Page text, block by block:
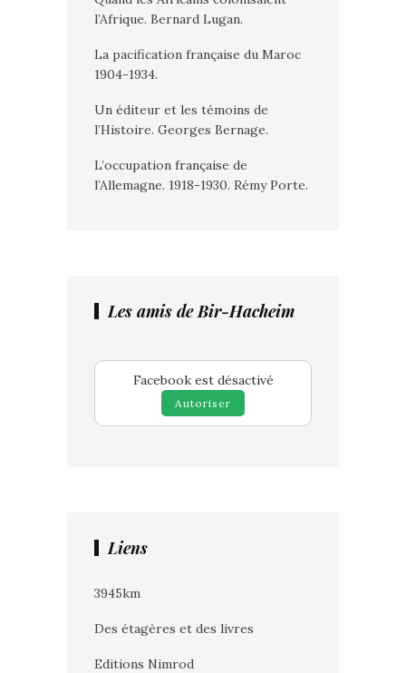
l’Afrique. Bernard Lugan.
La pacification française du Maroc
1904-1934.
Un éditeur et les témoins de
l’Histoire. Georges Bernage.
L’occupation française de
l’Allemagne. 1918-1930. Rémy Porte.
Les amis de Bir-Hacheim
Facebook est désactivé
Autoriser
Liens
3945km
Des étagères et des livres
Editions Nimrod